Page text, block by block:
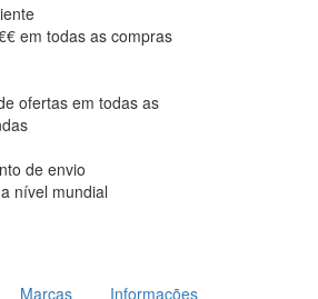
em todas as compras
ofertas em todas as
de envio
a nível mundial
Marcas Informações